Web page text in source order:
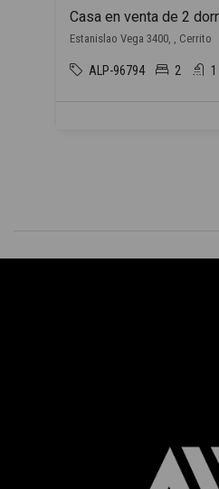
Estanislao Vega 3400, , Cerrito
ALP-96794 2 1